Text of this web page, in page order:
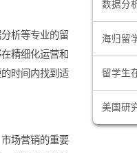
别的专业不仅提供了扎实的
专业背景的学生，他们有
技术、数据分析等专业的留
使他们能够在精细化运营和
以在较短的时间内找到适